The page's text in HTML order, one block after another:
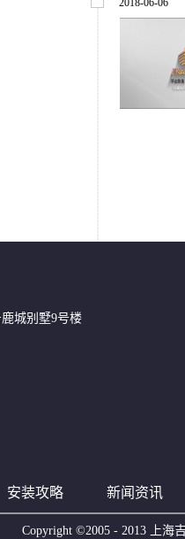
2018-06-06
城别墅9号楼
安装攻略 新闻资讯
Copyright ©2005 - 2013 上海